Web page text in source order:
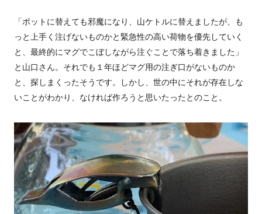
「ポットに替えても邪魔になり、山ケトルに替えましたが、も
っと上手く注げないものかと緊急性の高い荷物を優先していく
と、最終的にマグでこぼしながら注ぐことで落ち着きました」
と山口さん。それでも１年ほどマグ用の注ぎ口がないものか
と、探しまくったそうです。しかし、世の中にそれが存在しな
いことがわかり、なければ作ろうと思いたったとのこと。